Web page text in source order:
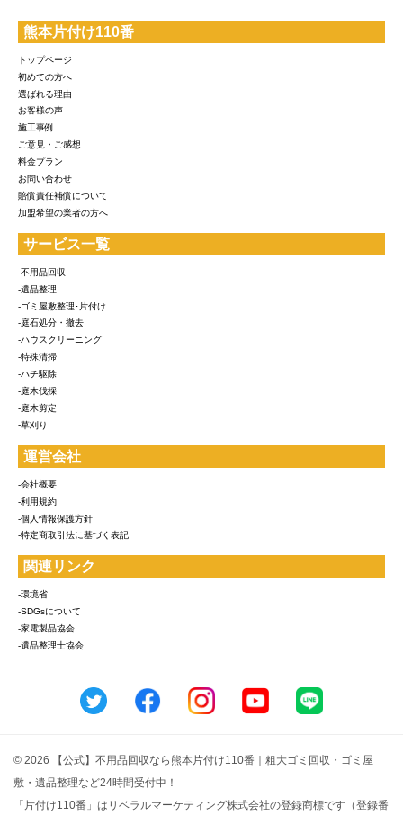
熊本片付け110番
トップページ
初めての方へ
選ばれる理由
お客様の声
施工事例
ご意見・ご感想
料金プラン
お問い合わせ
賠償責任補償について
加盟希望の業者の方へ
サービス一覧
-不用品回収
-遺品整理
-ゴミ屋敷整理･片付け
-庭石処分・撤去
-ハウスクリーニング
-特殊清掃
-ハチ駆除
-庭木伐採
-庭木剪定
-草刈り
運営会社
-会社概要
-利用規約
-個人情報保護方針
-特定商取引法に基づく表記
関連リンク
-環境省
-SDGsについて
-家電製品協会
-遺品整理士協会
© 2026 【公式】不用品回収なら熊本片付け110番｜粗大ゴミ回収・ゴミ屋
敷・遺品整理など24時間受付中！
「片付け110番」はリベラルマーケティング株式会社の登録商標です（登録番